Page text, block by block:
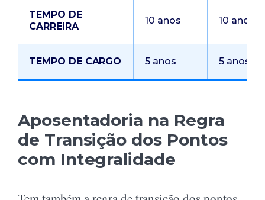
TEMPO DE
CARREIRA
10 anos 10 anos
TEMPO DE CARGO 5 anos 5 anos
Aposentadoria na Regra
de Transição dos Pontos
com Integralidade